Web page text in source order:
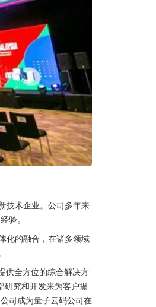
技术企业。公司多年来
验。
化的融合，在诸多领域
供全方位的综合解决方
研究和开发来为客户提
司成为量子云码公司在